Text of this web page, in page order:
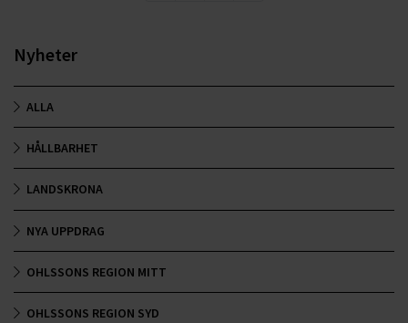
Nyheter
ALLA
HÅLLBARHET
LANDSKRONA
NYA UPPDRAG
OHLSSONS REGION MITT
OHLSSONS REGION SYD